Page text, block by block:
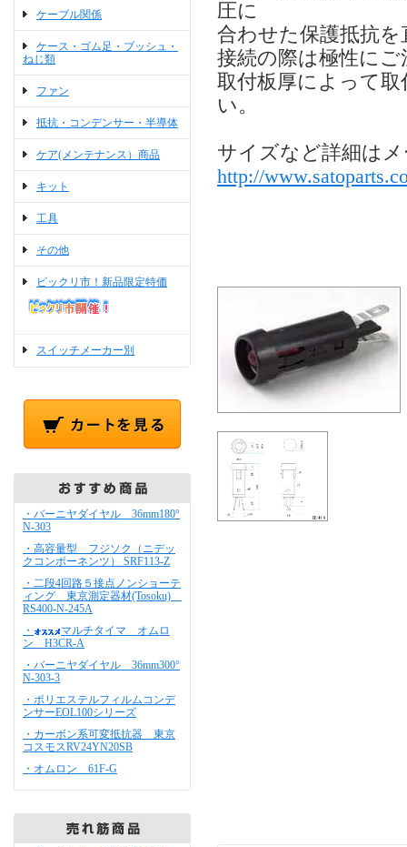
ケーブル関係
ケース・ゴム足・ブッシュ・
ねじ類
ファン
抵抗・コンデンサー・半導体
ケア(メンテナンス）商品
キット
工具
その他
ビックリ市！新品限定特価
スイッチメーカー別
・バーニヤダイヤル 36mm180°
N-303
・高容量型 フジソク（ニデッ
クコンポーネンツ） SRF113-Z
・二段4回路５接点ノンショーテ
ィング 東京測定器材(Tosoku)
RS400-N-245A
・
マルチタイマ オムロ
ン H3CR-A
・バーニヤダイヤル 36mm300°
N-303-3
・ポリエステルフィルムコンデ
ンサーEOL100シリーズ
・カーボン系可変抵抗器 東京
コスモスRV24YN20SB
・オムロン 61F-G
圧に
合わせた保護抵抗
接続の際は極性に
取付板厚によって
い。
サイズなど詳細は
http://